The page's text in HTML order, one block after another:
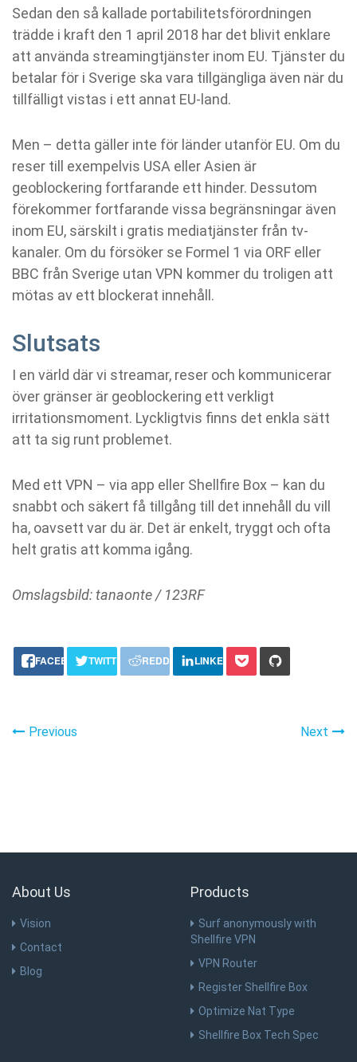
Sedan den så kallade portabilitetsförordningen
trädde i kraft den 1 april 2018 har det blivit enklare
att använda streamingtjänster inom EU. Tjänster du
betalar för i Sverige ska vara tillgängliga även när du
tillfälligt vistas i ett annat EU-land.
Men – detta gäller inte för länder utanför EU. Om du
reser till exempelvis USA eller Asien är
geoblockering fortfarande ett hinder. Dessutom
förekommer fortfarande vissa begränsningar även
inom EU, särskilt i gratis mediatjänster från tv-
kanaler. Om du försöker se Formel 1 via ORF eller
BBC från Sverige utan VPN kommer du troligen att
mötas av ett blockerat innehåll.
Slutsats
I en värld där vi streamar, reser och kommunicerar
över gränser är geoblockering ett verkligt
irritationsmoment. Lyckligtvis finns det enkla sätt
att ta sig runt problemet.
Med ett VPN – via app eller Shellfire Box – kan du
snabbt och säkert få tillgång till det innehåll du vill
ha, oavsett var du är. Det är enkelt, tryggt och ofta
helt gratis att komma igång.
Omslagsbild: tanaonte / 123RF
FACEBOOKTWITTER REDDIT LINKEDIN
Previous Next
About Us
Vision
Contact
Blog
Products
Surf anonymously with
Shellfire VPN
VPN Router
Register Shellfire Box
Optimize Nat Type
Shellfire Box Tech Spec